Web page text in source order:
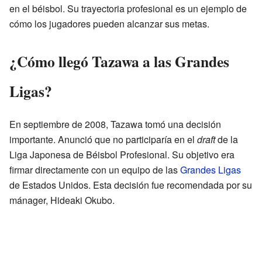
en el béisbol. Su trayectoria profesional es un ejemplo de
cómo los jugadores pueden alcanzar sus metas.
¿Cómo llegó Tazawa a las Grandes
Ligas?
En septiembre de 2008, Tazawa tomó una decisión
importante. Anunció que no participaría en el draftde la
Liga Japonesa de Béisbol Profesional. Su objetivo era
firmar directamente con un equipo de lasGrandes Ligas
de Estados Unidos. Esta decisión fue recomendada por su
mánager, Hideaki Okubo.